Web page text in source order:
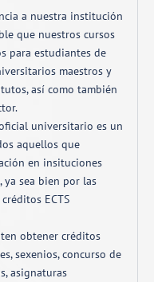
a nuestra institución
que nuestros cursos
para estudiantes de
maestros y
así como también
universitario es un
aquellos que
en insituciones
ya sea bien por las
ECTS
obtener créditos
sexenios, concurso de
asignaturas